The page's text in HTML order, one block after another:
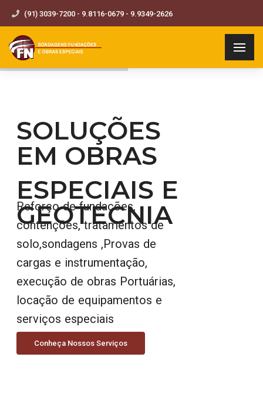
(91) 3039-7200 - 9.8116-0679 - 9.9349-2626
SOLUÇÕES
EM OBRAS
ESPECIAIS E
GEOTECNIA
Reforço de fundações,
contenções, tratamentos de
solo,sondagens ,Provas de
cargas e instrumentação,
execução de obras Portuárias,
locação de equipamentos e
serviços especiais
Conheça Nossos Serviços